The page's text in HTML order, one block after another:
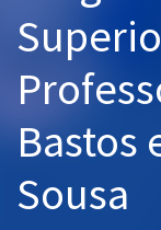
Questões grátis
Aprovados
Bastos
Sousa